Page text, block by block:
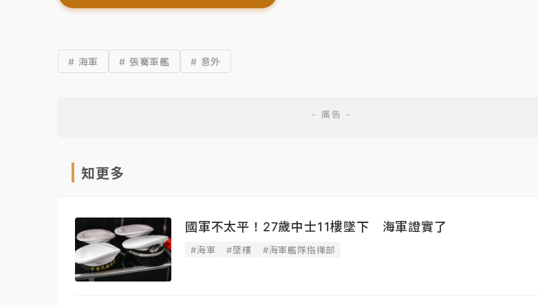
# 海軍 # 張騫軍艦 # 意外
知更多
國軍不太平！27歲中士11樓墜下 海軍證實了
#海軍 #墜樓 #海軍艦隊指揮部